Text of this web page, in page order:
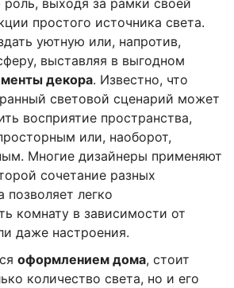
простого источника света.
уютную или, напротив,
выставляя в выгодном
декора. Известно, что
световой сценарий может
восприятие пространства,
или, наоборот,
Многие дизайнеры применяют
сочетание разных
позволяет легко
комнату в зависимости от
даже настроения.
оформлением дома, стоит
количество света, но и его